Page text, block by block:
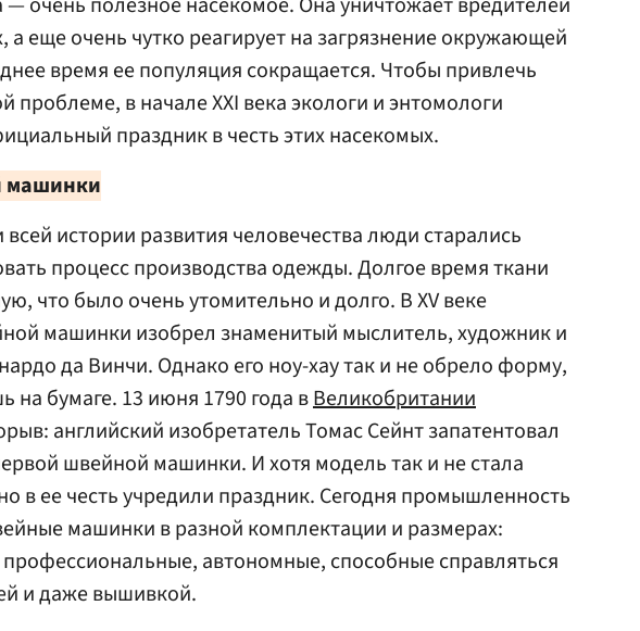
а еще очень чутко реагирует на загрязнение окружающей
время ее популяция сокращается. Чтобы привлечь
проблеме, в начале XXI века экологи и энтомологи
праздник в честь этих насекомых.
машинки
истории развития человечества люди старались
процесс производства одежды. Долгое время ткани
что было очень утомительно и долго. В XV веке
машинки изобрел знаменитый мыслитель, художник и
да Винчи. Однако его ноу-хау так и не обрело форму,
на бумаге. 13 июня 1790 года вВеликобритании
английский изобретатель Томас Сейнт запатентовал
швейной машинки. И хотя модель так и не стала
в ее честь учредили праздник. Сегодня промышленность
машинки в разной комплектации и размерах:
автономные, способные справляться
и даже вышивкой.